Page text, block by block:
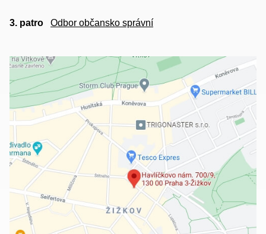
3. patro Odbor občansko správní